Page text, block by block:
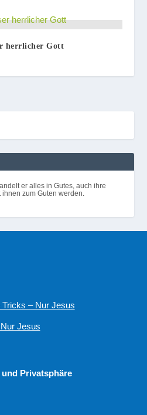
herrlicher Gott
er alles in Gutes, auch ihre
ihnen zum Guten werden.
– Nur Jesus
Jesus
Privatsphäre